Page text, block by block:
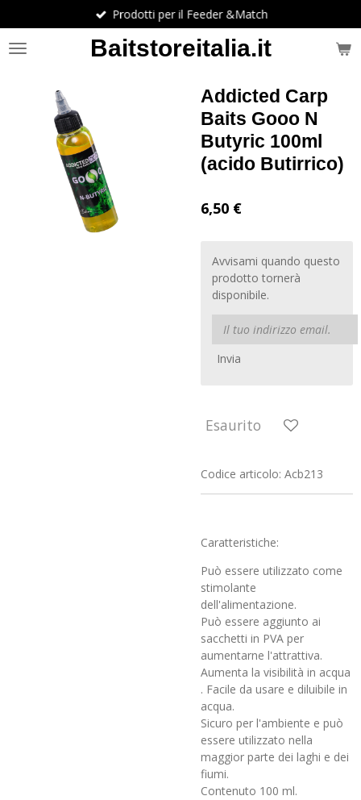
al
contenuto
Baitstoreitalia.it
Prodotti per il Feeder &Match
Addicted Carp
Baits Gooo N
Butyric 100ml
(acido Butirrico)
6,50 €
Avvisami quando questo
prodotto tornerà
disponibile.
Invia
Esaurito
Codice articolo: Acb213
Caratteristiche:
Può essere utilizzato come
stimolante
dell'alimentazione.
Può essere aggiunto ai
sacchetti in PVA per
aumentarne l'attrattiva.
Aumenta la visibilità in acqua
. Facile da usare e diluibile in
acqua.
Sicuro per l'ambiente e può
essere utilizzato nella
maggior parte dei laghi e dei
fiumi.
Contenuto 100 ml.